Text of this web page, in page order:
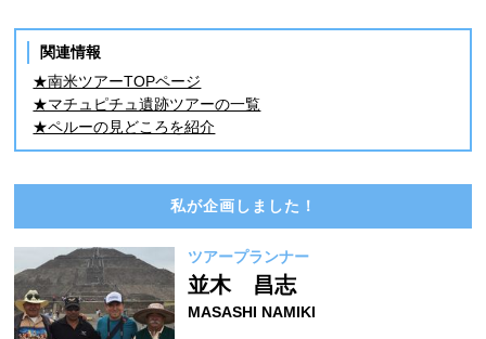
関連情報
★南米ツアーTOPページ
★マチュピチュ遺跡ツアーの一覧
★ペルーの見どころを紹介
私が企画しました！
ツアープランナー
並木 昌志
MASASHI NAMIKI